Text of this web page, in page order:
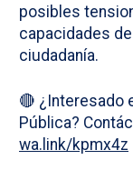
posibles
capacidades
ciudadanía.
🔴 ¿Interesado
Pública?
wa.link/kpmx4z